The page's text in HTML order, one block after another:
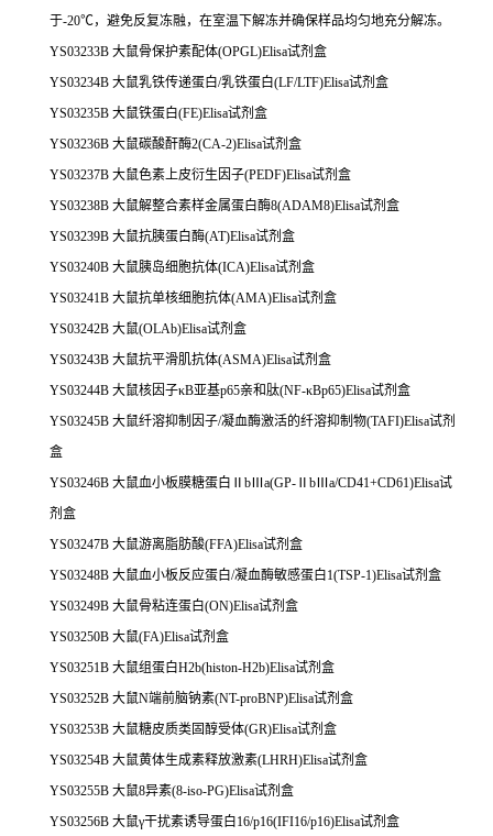
于-20℃，避免反复冻融，在室温下解冻并确保样品均匀地充分解冻。
YS03233B 大鼠骨保护素配体(OPGL)Elisa试剂盒
YS03234B 大鼠乳铁传递蛋白/乳铁蛋白(LF/LTF)Elisa试剂盒
YS03235B 大鼠铁蛋白(FE)Elisa试剂盒
YS03236B 大鼠碳酸酐酶2(CA-2)Elisa试剂盒
YS03237B 大鼠色素上皮衍生因子(PEDF)Elisa试剂盒
YS03238B 大鼠解整合素样金属蛋白酶8(ADAM8)Elisa试剂盒
YS03239B 大鼠抗胰蛋白酶(AT)Elisa试剂盒
YS03240B 大鼠胰岛细胞抗体(ICA)Elisa试剂盒
YS03241B 大鼠抗单核细胞抗体(AMA)Elisa试剂盒
YS03242B 大鼠(OLAb)Elisa试剂盒
YS03243B 大鼠抗平滑肌抗体(ASMA)Elisa试剂盒
YS03244B 大鼠核因子κB亚基p65亲和肽(NF-κBp65)Elisa试剂盒
YS03245B 大鼠纤溶抑制因子/凝血酶激活的纤溶抑制物(TAFI)Elisa试剂
盒
YS03246B 大鼠血小板膜糖蛋白ⅡbⅢa(GP-ⅡbⅢa/CD41+CD61)Elisa试
剂盒
YS03247B 大鼠游离脂肪酸(FFA)Elisa试剂盒
YS03248B 大鼠血小板反应蛋白/凝血酶敏感蛋白1(TSP-1)Elisa试剂盒
YS03249B 大鼠骨粘连蛋白(ON)Elisa试剂盒
YS03250B 大鼠(FA)Elisa试剂盒
YS03251B 大鼠组蛋白H2b(histon-H2b)Elisa试剂盒
YS03252B 大鼠N端前脑钠素(NT-proBNP)Elisa试剂盒
YS03253B 大鼠糖皮质类固醇受体(GR)Elisa试剂盒
YS03254B 大鼠黄体生成素释放激素(LHRH)Elisa试剂盒
YS03255B 大鼠8异素(8-iso-PG)Elisa试剂盒
YS03256B 大鼠γ干扰素诱导蛋白16/p16(IFI16/p16)Elisa试剂盒